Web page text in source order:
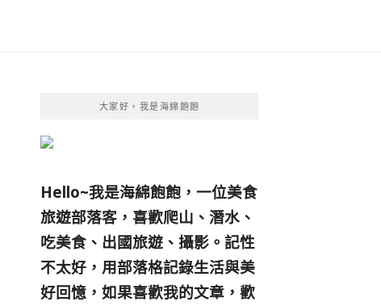
大家好，我是海綿飽飽
Hello~我是海綿飽飽，一位美食
旅遊部落客， 喜歡爬山、潛水、
吃美食、出國旅遊、攝影。 記性
不太好，用部落格記錄生活與美
好回憶， 如果喜歡我的文章，歡